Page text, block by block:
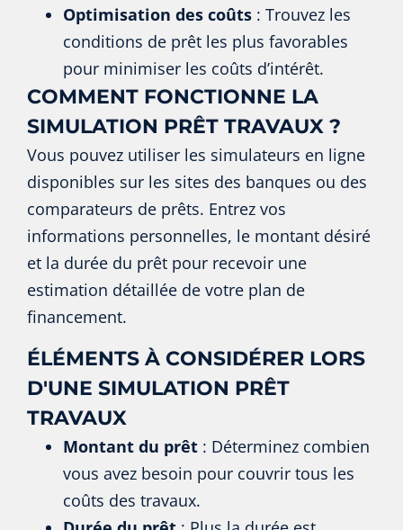
Optimisation des coûts : Trouvez les
conditions de prêt les plus favorables
pour minimiser les coûts d’intérêt.
COMMENT FONCTIONNE LA
SIMULATION PRÊT TRAVAUX ?
Vous pouvez utiliser les simulateurs en ligne
disponibles sur les sites des banques ou des
comparateurs de prêts. Entrez vos
informations personnelles, le montant désiré
et la durée du prêt pour recevoir une
estimation détaillée de votre plan de
financement.
ÉLÉMENTS À CONSIDÉRER LORS
D'UNE SIMULATION PRÊT
TRAVAUX
Montant du prêt : Déterminez combien
vous avez besoin pour couvrir tous les
coûts des travaux.